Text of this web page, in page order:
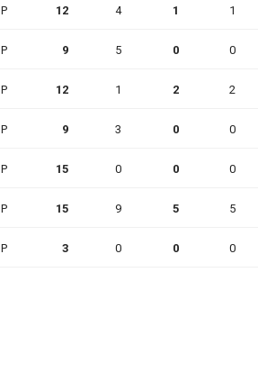
P 12 4 1 1
P 9 5 0 0
P 12 1 2 2
P 9 3 0 0
P 15 0 0 0
P 15 9 5 5
P 3 0 0 0